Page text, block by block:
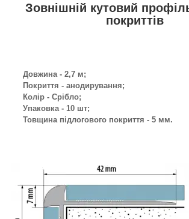
Зовнішній кутовий
покриттів
Довжина - 2,7 м;
Покриття - анодирування;
Колір - Срібло;
Упаковка - 10 шт;
Товщина підлогового покриття - 5 мм.